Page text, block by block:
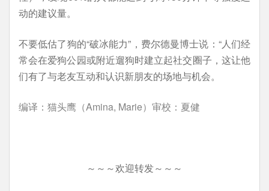
动的建议量。
不要低估了狗的“破冰能力”，费尔德曼博士说：“人们经
常会在爱狗公园或附近遛狗时建立起社交圈子，这让他
们有了与老友互动和认识新朋友的场地与机会。
编译：猫头鹰（Amina, Marie）审校：夏健
～～～欢迎转发～～～